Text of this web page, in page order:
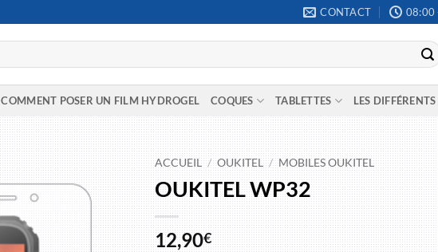
CONTACT 08:00
COMMENT POSER UN FILM HYDROGEL COQUES TABLETTES LES
ACCUEIL / OUKITEL / MOBILES OUKITEL
OUKITEL WP32
12,90€